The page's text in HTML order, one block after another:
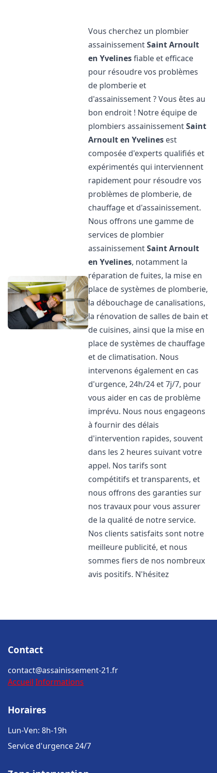
Vous cherchez un plombier
assainissementSaint Arnoult
en Yvelinesfiable et efficace
pour résoudre vos problèmes
de plomberie et
d'assainissement ? Vous êtes au
bon endroit ! Notre équipe de
plombiers assainissementSaint
Arnoult en Yvelines est
composée d'experts qualifiés et
expérimentés qui interviennent
rapidement pour résoudre vos
problèmes de plomberie, de
chauffage et d'assainissement.
Nous offrons une gamme de
services de plombier
assainissementSaint Arnoult
en Yvelines, notamment la
réparation de fuites, la mise en
place de systèmes de plomberie,
la débouchage de canalisations,
la rénovation de salles de bain et
de cuisines, ainsi que la mise en
place de systèmes de chauffage
et de climatisation. Nous
intervenons également en cas
d'urgence, 24h/24 et 7j/7, pour
vous aider en cas de problème
imprévu. Nous nous engageons
à fournir des délais
d'intervention rapides, souvent
dans les 2 heures suivant votre
appel. Nos tarifs sont
compétitifs et transparents, et
nous offrons des garanties sur
nos travaux pour vous assurer
de la qualité de notre service.
Nos clients satisfaits sont notre
meilleure publicité, et nous
sommes fiers de nos nombreux
avis positifs. N'hésitez
Contact
contact@assainissement-21.fr
Accueil Informations
Horaires
Lun-Ven: 8h-19h
Service d'urgence 24/7